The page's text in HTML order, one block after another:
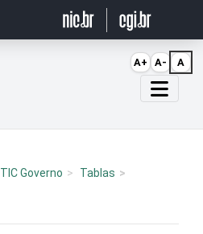
TIC Governo Tablas
A+ A- A